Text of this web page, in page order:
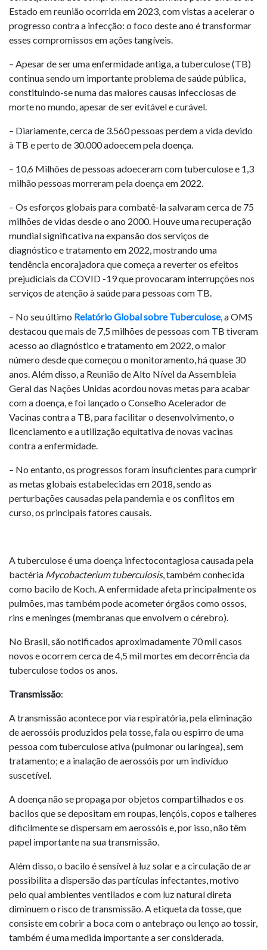
Estado em reunião ocorrida em 2023, com vistas a acelerar o
progresso contra a infecção: o foco deste ano é transformar
esses compromissos em ações tangíveis.
– Apesar de ser uma enfermidade antiga, a tuberculose (TB)
continua sendo um importante problema de saúde pública,
constituindo-se numa das maiores causas infecciosas de
morte no mundo, apesar de ser evitável e curável.
– Diariamente, cerca de 3.560 pessoas perdem a vida devido
à TB e perto de 30.000 adoecem pela doença.
– 10,6 Milhões de pessoas adoeceram com tuberculose e 1,3
milhão pessoas morreram pela doença em 2022.
– Os esforços globais para combatê-la salvaram cerca de 75
milhões de vidas desde o ano 2000. Houve uma recuperação
mundial significativa na expansão dos serviços de
diagnóstico e tratamento em 2022, mostrando uma
tendência encorajadora que começa a reverter os efeitos
prejudiciais da COVID -19 que provocaram interrupções nos
serviços de atenção à saúde para pessoas com TB.
– No seu último Relatório Global sobre Tuberculose, a OMS
destacou que mais de 7,5 milhões de pessoas com TB tiveram
acesso ao diagnóstico e tratamento em 2022, o maior
número desde que começou o monitoramento, há quase 30
anos. Além disso, a Reunião de Alto Nível da Assembleia
Geral das Nações Unidas acordou novas metas para acabar
com a doença, e foi lançado o Conselho Acelerador de
Vacinas contra a TB, para facilitar o desenvolvimento, o
licenciamento e a utilização equitativa de novas vacinas
contra a enfermidade.
– No entanto, os progressos foram insuficientes para cumprir
as metas globais estabelecidas em 2018, sendo as
perturbações causadas pela pandemia e os conflitos em
curso, os principais fatores causais.
A tuberculose é uma doença infectocontagiosa causada pela
bactéria Mycobacterium tuberculosis, também conhecida
como bacilo de Koch. A enfermidade afeta principalmente os
pulmões, mas também pode acometer órgãos como ossos,
rins e meninges (membranas que envolvem o cérebro).
No Brasil, são notificados aproximadamente 70 mil casos
novos e ocorrem cerca de 4,5 mil mortes em decorrência da
tuberculose todos os anos.
Transmissão:
A transmissão acontece por via respiratória, pela eliminação
de aerossóis produzidos pela tosse, fala ou espirro de uma
pessoa com tuberculose ativa (pulmonar ou laríngea), sem
tratamento; e a inalação de aerossóis por um indivíduo
suscetível.
A doença não se propaga por objetos compartilhados e os
bacilos que se depositam em roupas, lençóis, copos e talheres
dificilmente se dispersam em aerossóis e, por isso, não têm
papel importante na sua transmissão.
Além disso, o bacilo é sensível à luz solar e a circulação de ar
possibilita a dispersão das partículas infectantes, motivo
pelo qual ambientes ventilados e com luz natural direta
diminuem o risco de transmissão. A etiqueta da tosse, que
consiste em cobrir a boca com o antebraço ou lenço ao tossir,
também é uma medida importante a ser considerada.